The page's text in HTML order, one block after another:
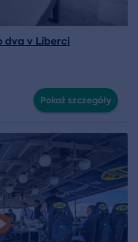
dva v Liberci
Pokaż szczegóły